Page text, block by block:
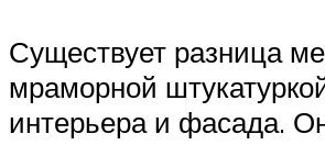
Существует разница
мраморной
интерьера и фасада.